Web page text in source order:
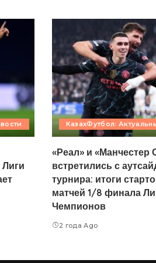
КазахФутбол:
«Реал» и «Манчестер
встретились с
турнира: итоги
матчей 1/8 финала
Чемпионов
2 года Ago